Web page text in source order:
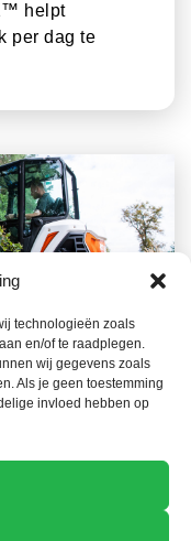
technologieën zoals
en/of te raadplegen.
wij gegevens zoals
Als je geen toestemming
invloed hebben op
helpt
per dag te
troef in de